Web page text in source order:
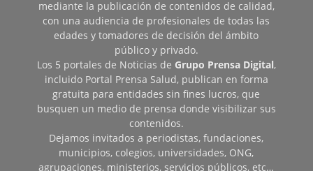
mediante la publicación de contenidos de calidad,
con una audiencia de profesionales de todas las
edades y tomadores de decisión del ámbito
público y privado.
Los 5 portales de Noticias de Grupo Prensa Digital,
incluido Portal Prensa Salud, publican en forma
gratuita para entidades sin fines lucros, que
busquen un medio de prensa donde visibilizar sus
contenidos.
Dejamos invitados a periodistas, fundaciones,
municipios, colegios, universidades, ONG,
agrupaciones, ministerios, servicios públicos, etc…